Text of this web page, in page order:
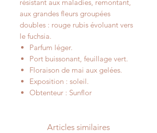
résistant aux maladies, remontant,
aux grandes fleurs groupées
doubles : rouge rubis évoluant vers
le fuchsia.
Parfum léger.
Port buissonant, feuillage vert.
Floraison de mai aux gelées.
Exposition : soleil.
Obtenteur : Sunflor
Articles similaires